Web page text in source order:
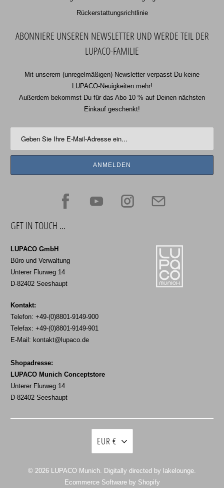
Rückerstattungsrichtlinie
ABONNIERE UNSEREN NEWSLETTER UND WERDE TEIL DER
LUPACO-FAMILIE
Mit unserem (unregelmäßigen) Newsletter verpasst Du keine
LUPACO-Neuigkeiten mehr!
Außerdem bekommst Du für das Abo 10 % auf Deinen nächsten
Einkauf geschenkt!
GET IN TOUCH …
LUPACO GmbH
Büro und Verwaltung
Unterer Flurweg 14
D-82402 Seeshaupt
Kontakt:
Telefon: +49-(0)8801-9149-900
Telefax: +49-(0)8801-9149-901
E-Mail: kontakt@lupaco.de
Shopadresse:
LUPACO Munich Conceptstore
Unterer Flurweg 14
D-82402 Seeshaupt
EUR €
© 2026 LUPACO Munich . Digitally directed by lakelounge.
Ecommerce Software by Shopify